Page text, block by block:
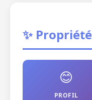
✨
😊
PROFIL